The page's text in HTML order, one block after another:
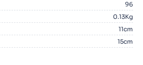
96
0.13Kg
11cm
15cm